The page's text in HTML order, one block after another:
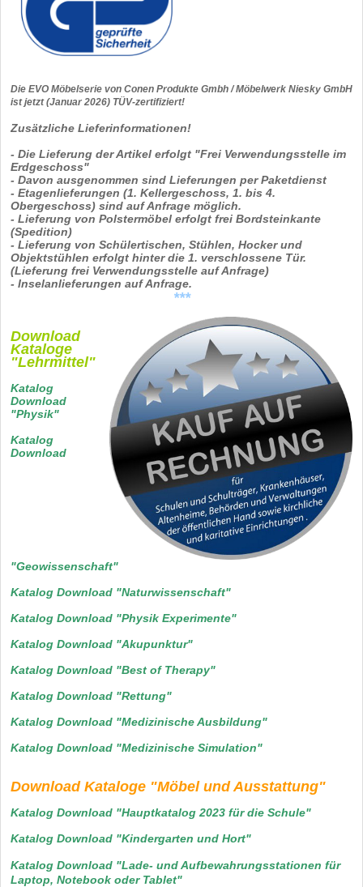
Die EVO Möbelserie von Conen Produkte Gmbh / Möbelwerk Niesky GmbH
ist jetzt (Januar 2026) TÜV-zertifiziert!
Zusätzliche Lieferinformationen!
- Die Lieferung der Artikel erfolgt "Frei Verwendungsstelle im
Erdgeschoss"
- Davon ausgenommen sind Lieferungen per Paketdienst
- Etagenlieferungen (1. Kellergeschoss, 1. bis 4.
Obergeschoss) sind auf Anfrage möglich.
- Lieferung von Polstermöbel erfolgt frei Bordsteinkante
(Spedition)
- Lieferung von Schülertischen, Stühlen, Hocker und
Objektstühlen erfolgt hinter die 1. verschlossene Tür.
(Lieferung frei Verwendungsstelle auf Anfrage)
- Inselanlieferungen auf Anfrage.
***
Download
Kataloge
"Lehrmittel"
Katalog
Download
"Physik"
Katalog
Download
"Geowissenschaft"
Katalog Download "Naturwissenschaft"
Katalog Download "Physik Experimente"
Katalog Download "Akupunktur"
Katalog Download "Best of Therapy"
Katalog Download "Rettung"
Katalog Download "Medizinische Ausbildung"
Katalog Download "Medizinische Simulation"
Download Kataloge "Möbel und Ausstattung"
Katalog Download "Hauptkatalog 2023 für die Schule"
Katalog Download "Kindergarten und Hort"
Katalog Download "Lade- und Aufbewahrungsstationen für
Laptop, Notebook oder Tablet"